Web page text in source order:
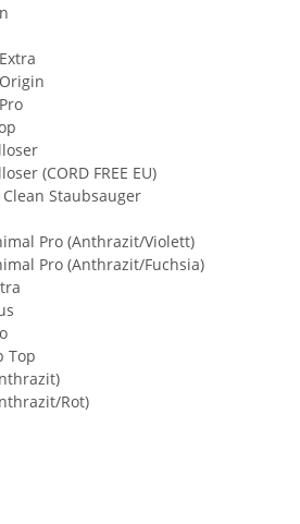
(CORD FREE EU)
Clean Staubsauger
Pro (Anthrazit/Violett)
Pro (Anthrazit/Fuchsia)
Top
Rot)